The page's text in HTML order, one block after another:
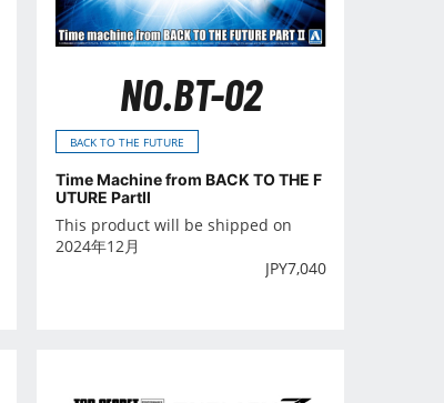
NO.BT-02
BACK TO THE FUTURE
Time Machine from BACK TO THE F
UTURE PartⅡ
This product will be shipped on
2024年12月
JPY7,040